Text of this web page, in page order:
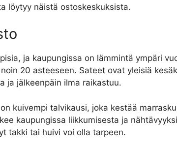
löytyy näistä ostoskeskuksista.
ja kaupungissa on lämmintä ympäri
20 asteeseen. Sateet ovat yleisiä
ja jälkeenpäin ilma raikastuu.
kuivempi talvikausi, joka kestää
kaupungissa liikkumisesta ja
takki tai huivi voi olla tarpeen.